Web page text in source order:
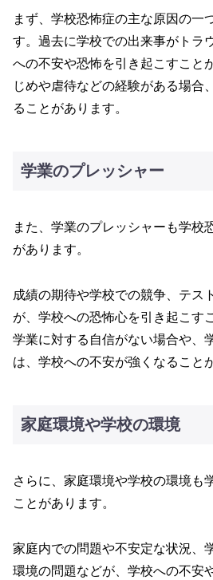
まず、学校恐怖症の主な原因の一
す。過去に学校での出来事がトラ
への不安や恐怖を引き起こすこと
じめや虐待などの経験がある場合
ることがあります。
学業のプレッシャー
また、学業のプレッシャーも学校
があります。
成績の期待や学校での競争、テス
が、学校への恐怖心を引き起こす
学業に対する自信がない場合や、
は、学校への不安が強くなること
家庭環境や学校の環境
さらに、家庭環境や学校の環境も
ことがあります。
家庭内での問題や不安定な状況、
環境の問題などが、学校への不安